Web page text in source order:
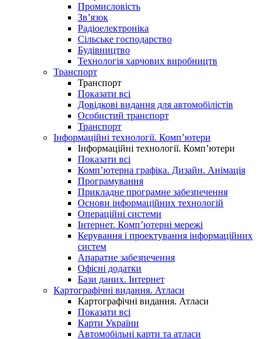
Промисловість
Зв’язок
Радіоелектроніка
Сільське господарство
Будівництво
Технологія харчових виробництв
Транспорт
Транспорт
Показати всі
Довідкові видання для автомобілістів
Особистий транспорт
Транспорт
Інформаційні технології. Комп’ютери
Інформаційні технології. Комп’ютери
Показати всі
Комп’ютерна графіка. Дизайн. Анімація
Програмування
Прикладне програмне забезпечення
Основи інформаційних технологій
Операційні системи
Інтернет. Комп’ютерні мережі
Керування і проектування інформаційних
систем
Апаратне забезпечення
Офісні додатки
Бази даних. Інтернет
Картографічні видання. Атласи
Картографічні видання. Атласи
Показати всі
Карти України
Автомобільні карти та атласи